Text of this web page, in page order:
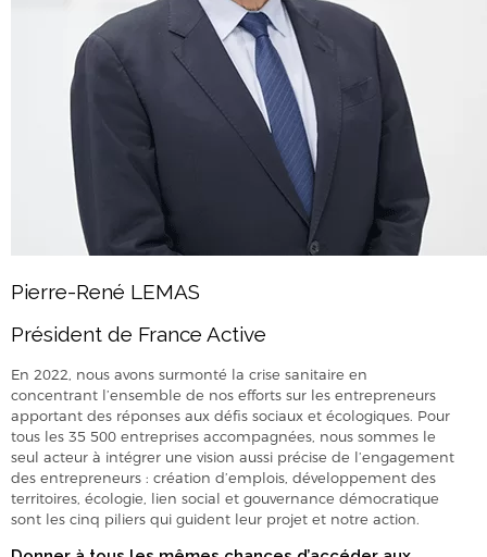
Pierre-René LEMAS
Président de France Active
En 2022, nous avons surmonté la crise sanitaire en
concentrant l’ensemble de nos efforts sur les entrepreneurs
apportant des réponses aux défis sociaux et écologiques. Pour
tous les 35 500 entreprises accompagnées, nous sommes le
seul acteur à intégrer une vision aussi précise de l’engagement
des entrepreneurs : création d’emplois, développement des
territoires, écologie, lien social et gouvernance démocratique
sont les cinq piliers qui guident leur projet et notre action.